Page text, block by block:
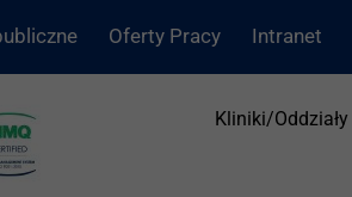
Oferty Pracy Intranet
Kliniki/Oddziały